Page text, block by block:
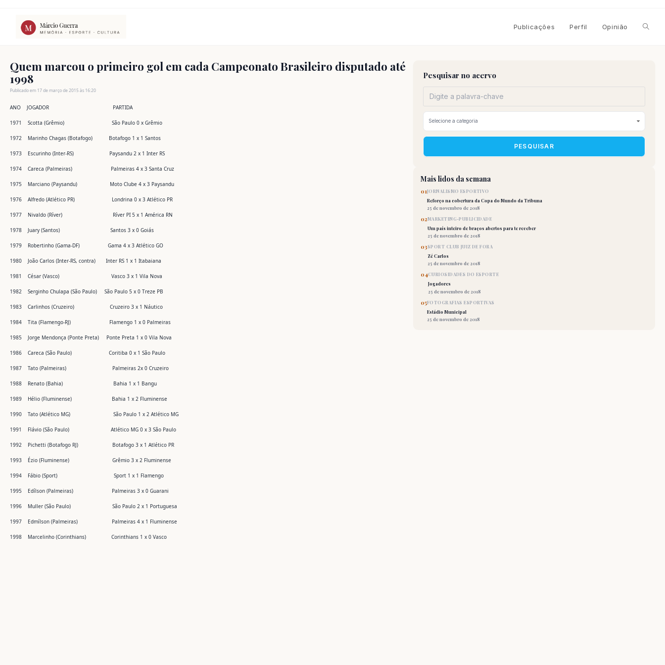
conteúdo
Publicações Perfil Opinião
site
Quem marcou o primeiro gol em cada Campeonato Brasileiro disputado até
1998
Publicado em 17 de março de 2015 às 16:20
ANO JOGADOR PARTIDA
1971 Scotta (Grêmio) São Paulo 0 x Grêmio
1972 Marinho Chagas (Botafogo) Botafogo 1 x 1 Santos
1973 Escurinho (Inter-RS) Paysandu 2 x 1 Inter RS
1974 Careca (Palmeiras) Palmeiras 4 x 3 Santa Cruz
1975 Marciano (Paysandu) Moto Clube 4 x 3 Paysandu
1976 Alfredo (Atlético PR) Londrina 0 x 3 Atlético PR
1977 Nivaldo (Ríver) Ríver PI 5 x 1 América RN
1978 Juary (Santos) Santos 3 x 0 Goiás
1979 Robertinho (Gama-DF) Gama 4 x 3 Atlético GO
1980 João Carlos (Inter-RS, contra) Inter RS 1 x 1 Itabaiana
1981 César (Vasco) Vasco 3 x 1 Vila Nova
1982 Serginho Chulapa (São Paulo) São Paulo 5 x 0 Treze PB
1983 Carlinhos (Cruzeiro) Cruzeiro 3 x 1 Náutico
1984 Tita (Flamengo-RJ) Flamengo 1 x 0 Palmeiras
1985 Jorge Mendonça (Ponte Preta) Ponte Preta 1 x 0 Vila Nova
1986 Careca (São Paulo) Coritiba 0 x 1 São Paulo
1987 Tato (Palmeiras) Palmeiras 2x 0 Cruzeiro
1988 Renato (Bahia) Bahia 1 x 1 Bangu
1989 Hélio (Fluminense) Bahia 1 x 2 Fluminense
1990 Tato (Atlético MG) São Paulo 1 x 2 Atlético MG
1991 Flávio (São Paulo) Atlético MG 0 x 3 São Paulo
1992 Pichetti (Botafogo RJ) Botafogo 3 x 1 Atlético PR
1993 Ézio (Fluminense) Grêmio 3 x 2 Fluminense
1994 Fábio (Sport) Sport 1 x 1 Flamengo
1995 Edílson (Palmeiras) Palmeiras 3 x 0 Guarani
1996 Muller (São Paulo) São Paulo 2 x 1 Portuguesa
1997 Edmílson (Palmeiras) Palmeiras 4 x 1 Fluminense
1998 Marcelinho (Corinthians) Corinthians 1 x 0 Vasco
Pesquisar no acervo
PESQUISAR
Mais lidos da semana
01JORNALISMO ESPORTIVO
Reforço na cobertura da Copa do Mundo da Tribuna
25 de novembro de 2018
02MARKETING-PUBLICIDADE
Um país inteiro de braços abertos para te receber
25 de novembro de 2018
03SPORT CLUB JUIZ DE FORA
Zé Carlos
25 de novembro de 2018
04CURIOSIDADES DO ESPORTE
Jogadores
25 de novembro de 2018
05FOTOGRAFIAS ESPORTIVAS
Estádio Municipal
25 de novembro de 2018